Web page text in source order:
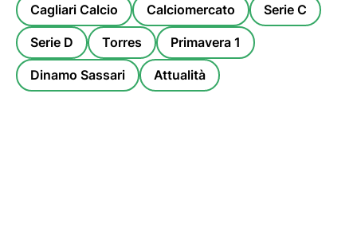
Cagliari Calcio Calciomercato Serie C
Serie D Torres Primavera 1
Dinamo Sassari Attualità